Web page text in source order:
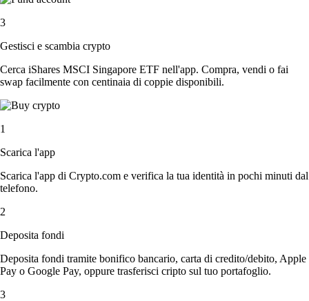
3
Gestisci e scambia crypto
Cerca iShares MSCI Singapore ETF nell'app. Compra, vendi o fai
swap facilmente con centinaia di coppie disponibili.
1
Scarica l'app
Scarica l'app di Crypto.com e verifica la tua identità in pochi minuti dal
telefono.
2
Deposita fondi
Deposita fondi tramite bonifico bancario, carta di credito/debito, Apple
Pay o Google Pay, oppure trasferisci cripto sul tuo portafoglio.
3